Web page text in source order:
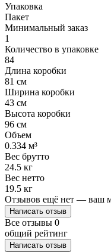
Упаковка
Пакет
Минимальный заказ
1
Количество в упаковке
84
Длина коробки
81 см
Ширина коробки
43 см
Высота коробки
96 см
Объем
0.334 м³
Вес брутто
24.5 кг
Вес нетто
19.5 кг
Отзывов ещё нет — ваш
Написать отзыв
Все отзывы 0
общий рейтинг
Написать отзыв